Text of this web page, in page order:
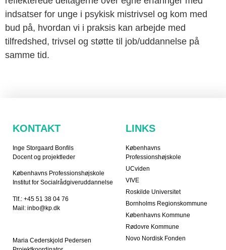
indsatser for unge i psykisk mistrivsel og kom med
bud på, hvordan vi i praksis kan arbejde med
tilfredshed, trivsel og støtte til job/uddannelse på
samme tid.
KONTAKT
Inge Storgaard Bonfils
Docent og projektleder
Københavns Professionshøjskole
Institut for Socialrådgiveruddannelse
Tlf.: +45 51 38 04 76
Mail: inbo@kp.dk
Maria Cederskjold Pedersen
LINKS
Københavns
Professionshøjskole
UCviden
VIVE
Roskilde Universitet
Bornholms Regionskommune
Københavns Kommune
Rødovre Kommune
Novo Nordisk Fonden